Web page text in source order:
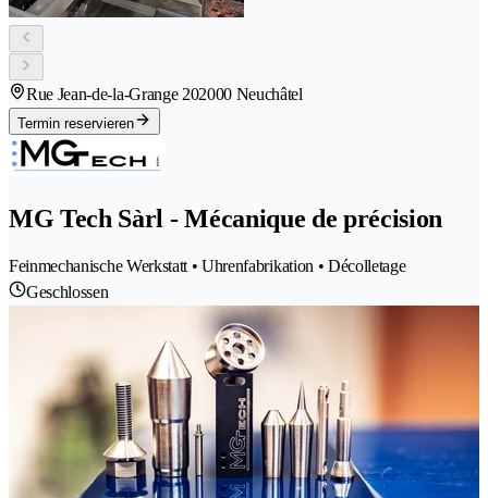
Rue Jean-de-la-Grange 202000 Neuchâtel
Termin reservieren
MG Tech Sàrl - Mécanique de précision
Feinmechanische Werkstatt • Uhrenfabrikation • Décolletage
Geschlossen